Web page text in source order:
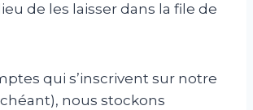
de les laisser dans la file de
qui s’inscrivent sur notre
nous stockons